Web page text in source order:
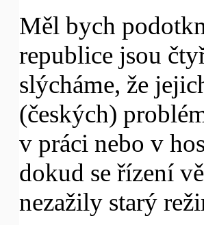
Měl bych
republice jsou
slýcháme, že
(českých)
v práci nebo v
dokud se řízení
nezažily starý